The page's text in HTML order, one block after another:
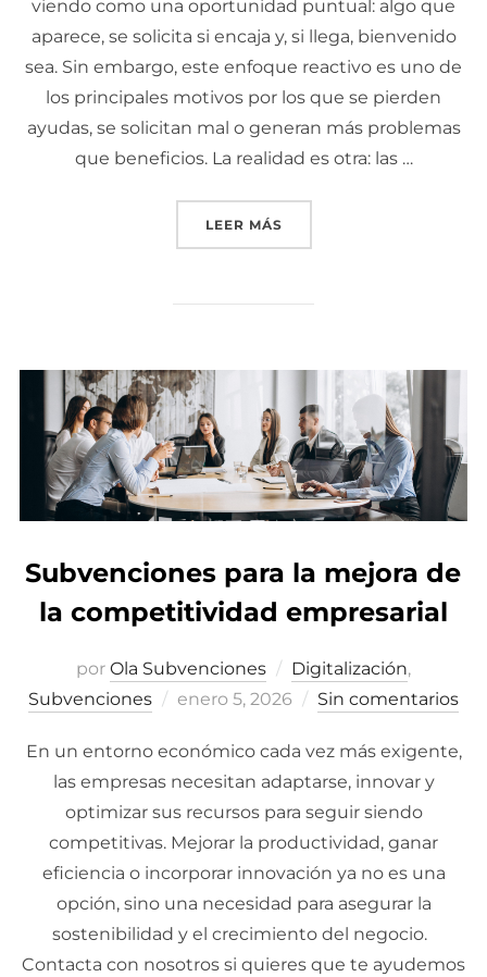
viendo como una oportunidad puntual: algo que
aparece, se solicita si encaja y, si llega, bienvenido
sea. Sin embargo, este enfoque reactivo es uno de
los principales motivos por los que se pierden
ayudas, se solicitan mal o generan más problemas
que beneficios. La realidad es otra: las …
LEER MÁS
Subvenciones para la mejora de
la competitividad empresarial
por Ola Subvenciones Digitalización,
Subvenciones
Publicado
enero 5, 2026 Sin comentarios
En un entorno económico cada vez más exigente,
las empresas necesitan adaptarse, innovar y
optimizar sus recursos para seguir siendo
competitivas. Mejorar la productividad, ganar
eficiencia o incorporar innovación ya no es una
opción, sino una necesidad para asegurar la
sostenibilidad y el crecimiento del negocio.
Contacta con nosotros si quieres que te ayudemos